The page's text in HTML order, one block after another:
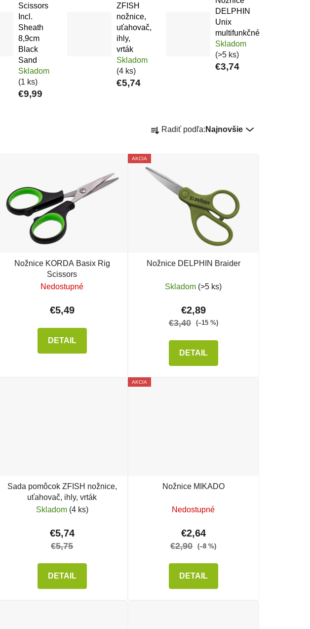
Scissors
Incl.
Sheath
8,9cm
Black
Sand
Skladom
(1 ks)
€9,99
ZFISH
nožnice,
uťahovač,
ihly,
vrták
Skladom
(4 ks)
€5,74
DELPHIN
Unix
multifunkčné
Skladom
(>5 ks)
€3,74
Radenie produktov
Radiť podľa: Najnovšie
Nožnice KORDA Basix Rig
Scissors
Nedostupné
€5,49
DETAIL
AKCIA
Nožnice DELPHIN Braider
Skladom (>5 ks)
€2,89
€3,40 (–15 %)
DETAIL
Sada pomôcok ZFISH nožnice,
uťahovač, ihly, vrták
Skladom (4 ks)
€5,74
€5,75
DETAIL
AKCIA
Nožnice MIKADO
Nedostupné
€2,64
€2,90 (–8 %)
DETAIL